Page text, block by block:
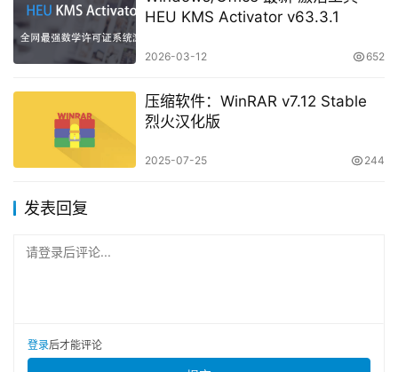
HEU KMS Activator v63.3.1
2026-03-12 652
压缩软件：WinRAR v7.12 Stable
烈火汉化版
2025-07-25 244
发表回复
请登录后评论...
登录后才能评论